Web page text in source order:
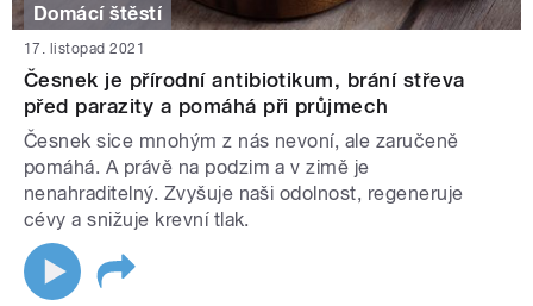
Domácí štěstí
17. listopad 2021
Česnek je přírodní antibiotikum, brání střeva
před parazity a pomáhá při průjmech
Česnek sice mnohým z nás nevoní, ale zaručeně
pomáhá. A právě na podzim a v zimě je
nenahraditelný. Zvyšuje naši odolnost, regeneruje
cévy a snižuje krevní tlak.